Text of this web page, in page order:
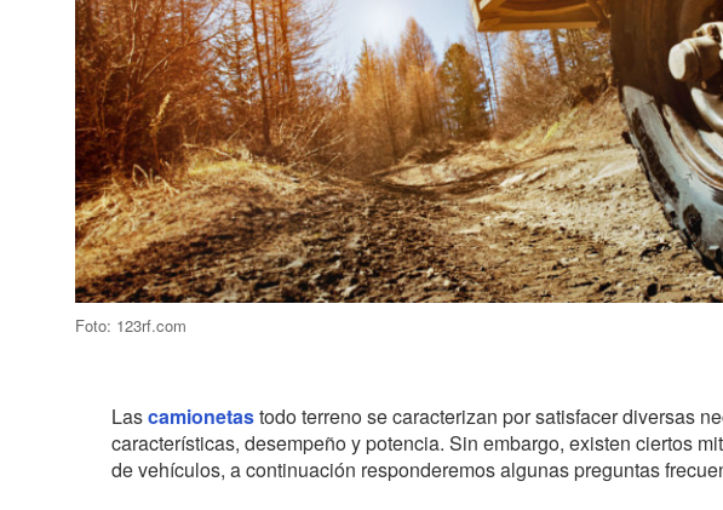
Foto: 123rf.com
Lascamionetastodo terreno se caracterizan por satisfacer diversas
características, desempeño y potencia. Sin embargo, existen ciertos
de vehículos, a continuación responderemos algunas preguntas